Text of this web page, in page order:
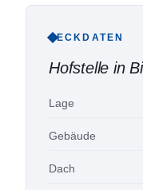
ECKDATEN
Hofstelle in
Lage
Gebäude
Dach